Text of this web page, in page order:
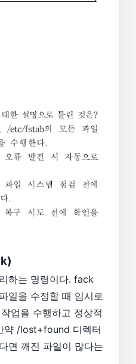
하는 명령이다. fack
일을 수정할 때 임시로
업을 수행하고 정상적
약 /lost+found 디렉터
면 깨진 파일이 많다는